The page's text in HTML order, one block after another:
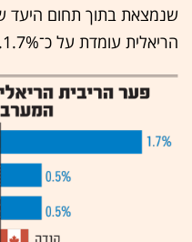
שנמצאת בתוך תחום היעד
הריאלית עומדת על כ־1.7%.